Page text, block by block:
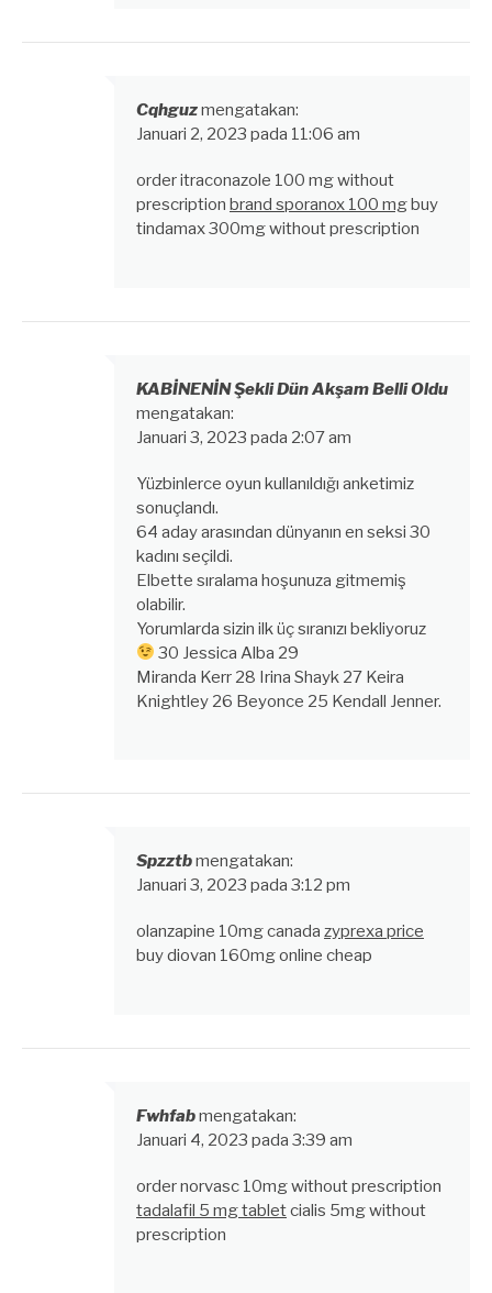
Cqhguzmengatakan:
Januari 2, 2023 pada 11:06 am
order itraconazole 100 mg without
prescription brand sporanox 100 mgbuy
tindamax 300mg without prescription
KABİNENİN Şekli Dün Akşam Belli Oldu
mengatakan:
Januari 3, 2023 pada 2:07 am
Yüzbinlerce oyun kullanıldığı anketimiz
sonuçlandı.
64 aday arasından dünyanın en seksi 30
kadını seçildi.
Elbette sıralama hoşunuza gitmemiş
olabilir.
Yorumlarda sizin ilk üç sıranızı bekliyoruz
30 Jessica Alba 29
Miranda Kerr 28 Irina Shayk 27 Keira
Knightley 26 Beyonce 25 Kendall Jenner.
Spzztbmengatakan:
Januari 3, 2023 pada 3:12 pm
olanzapine 10mg canada zyprexa price
buy diovan 160mg online cheap
Fwhfabmengatakan:
Januari 4, 2023 pada 3:39 am
order norvasc 10mg without prescription
tadalafil 5 mg tabletcialis 5mg without
prescription